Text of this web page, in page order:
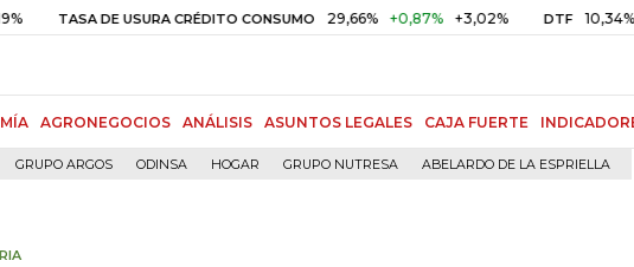
DE USURA CRÉDITO CONSUMO 29,66% +0,87% +3,02% DTF 10,34% +0,10%
AGRONEGOCIOS ANÁLISIS ASUNTOS LEGALES CAJA FUERTE
GRUPO ARGOS ODINSA HOGAR GRUPO NUTRESA ABELARDO DE LA ESPRIELLA